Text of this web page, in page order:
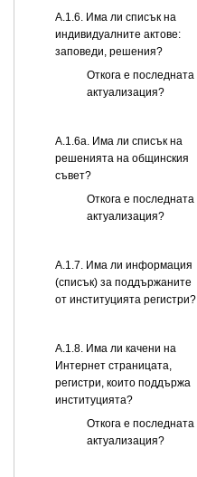
А.1.6. Има ли списък на
индивидуалните актове:
заповеди, решения?
Откога е последната
актуализация?
А.1.6а. Има ли списък на
решенията на общинския
съвет?
Откога е последната
актуализация?
А.1.7. Има ли информация
(списък) за поддържаните
от институцията регистри?
А.1.8. Има ли качени на
Интернет страницата,
регистри, които поддържа
институцията?
Откога е последната
актуализация?